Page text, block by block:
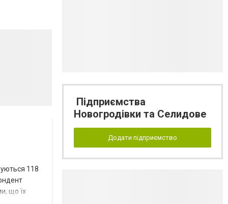
118
що їх
Підприємства
Новогродівки та Селидове
Додати підприємство